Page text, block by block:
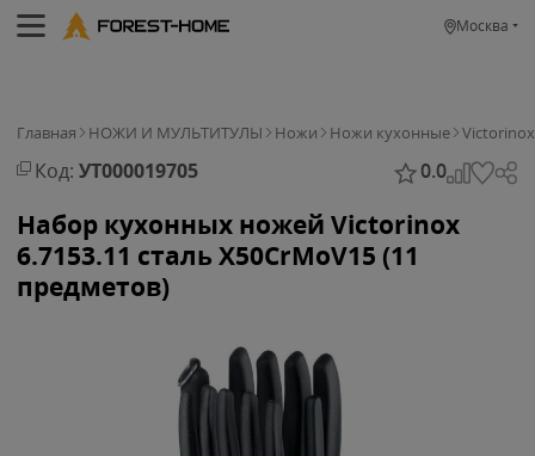
Москва
Главная НОЖИ И МУЛЬТИТУЛЫ Ножи Ножи кухонные Victorinox
Код: УТ000019705 0.0
Набор кухонных ножей Victorinox
6.7153.11 сталь X50CrMoV15 (11
предметов)